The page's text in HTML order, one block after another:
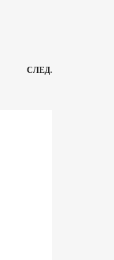
СЛЕД.